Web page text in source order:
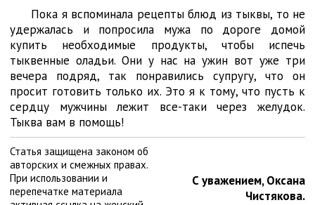
Пока я вспоминала рецепты блюд из тыквы, то не
удержалась и попросила мужа по дороге домой
купить необходимые продукты, чтобы испечь
тыквенные оладьи. Они у нас на ужин вот уже три
вечера подряд, так понравились супругу, что он
просит готовить только их. Это я к тому, что пусть к
сердцу мужчины лежит все-таки через желудок.
Тыква вам в помощь!
Статья защищена законом об
авторских и смежных правах.
При использовании и
перепечатке материала
С уважением, Оксана
Чистякова.